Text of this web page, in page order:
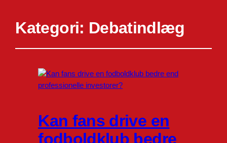
Kategori: Debatindlæg
Kan fans drive en
fodboldklub bedre